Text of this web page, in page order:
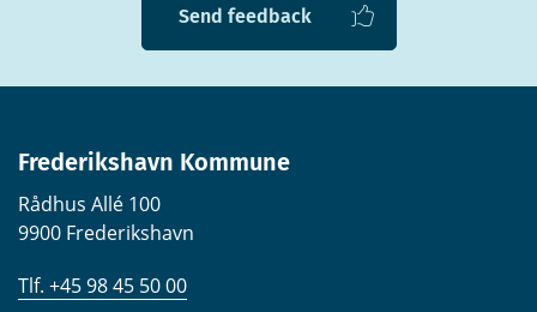
Send feedback
Frederikshavn Kommune
Rådhus Allé 100
9900 Frederikshavn
Tlf. +45 98 45 50 00